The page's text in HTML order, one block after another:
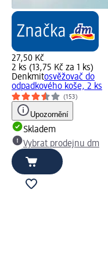
27,50 Kč
2 ks (13,75 Kč za 1 ks)
Denkmitosvěžovač do
odpadkového koše, 2 ks
(153)
Upozornění
Skladem
Vybrat prodejnu dm